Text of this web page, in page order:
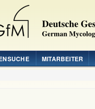
MITARBEITER